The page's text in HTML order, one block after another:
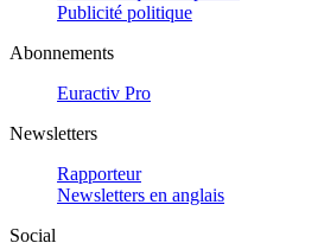
Publicité politique
Abonnements
Euractiv Pro
Newsletters
Rapporteur
Newsletters en anglais
Social